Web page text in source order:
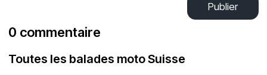
Publier
0 commentaire
Toutes les balades moto Suisse